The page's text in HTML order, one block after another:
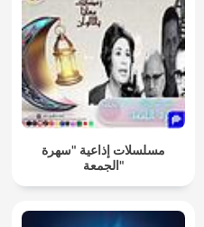
مسلسلات إذاعية "سهرة
الجمعة"